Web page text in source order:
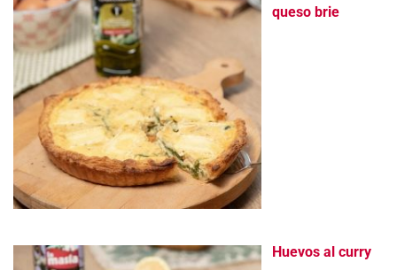
queso brie
Huevos al curry